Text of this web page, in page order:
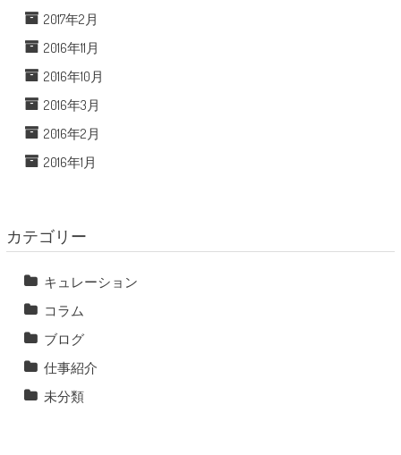
2017年2月
2016年11月
2016年10月
2016年3月
2016年2月
2016年1月
カテゴリー
キュレーション
コラム
ブログ
仕事紹介
未分類